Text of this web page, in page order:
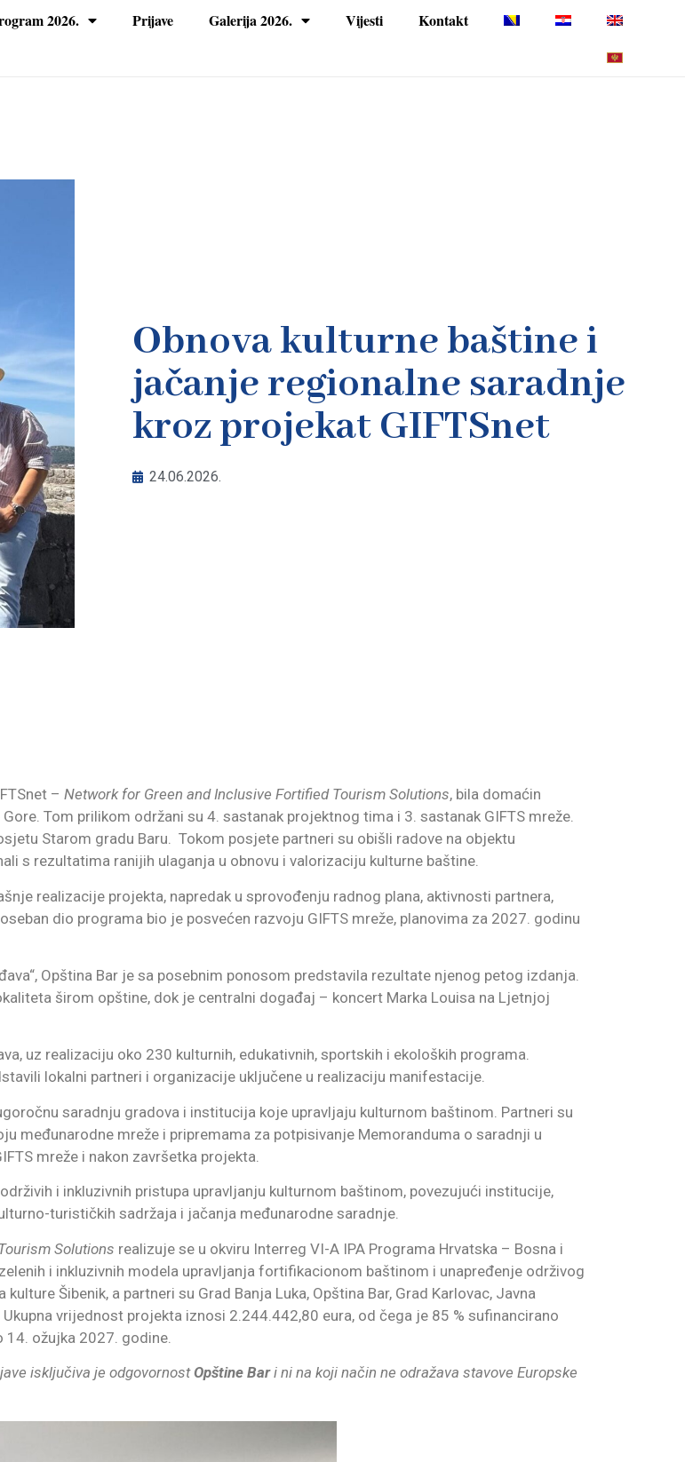
2026. Prijave Galerija 2026. Vijesti Kontakt
Obnova kulturne baštine i
jačanje regionalne saradnje
kroz projekat GIFTSnet
24.06.2026.
– Network for Green and Inclusive Fortified Tourism Solutions, bila domaćin
Tom prilikom održani su 4. sastanak projektnog tima i 3. sastanak GIFTS mreže.
Starom gradu Baru. Tokom posjete partneri su obišli radove na objektu
s rezultatima ranijih ulaganja u obnovu i valorizaciju kulturne baštine.
realizacije projekta, napredak u sprovođenju radnog plana, aktivnosti partnera,
dio programa bio je posvećen razvoju GIFTS mreže, planovima za 2027. godinu
Opština Bar je sa posebnim ponosom predstavila rezultate njenog petog izdanja.
širom opštine, dok je centralni događaj – koncert Marka Louisa na Ljetnjoj
uz realizaciju oko 230 kulturnih, edukativnih, sportskih i ekoloških programa.
lokalni partneri i organizacije uključene u realizaciju manifestacije.
saradnju gradova i institucija koje upravljaju kulturnom baštinom. Partneri su
međunarodne mreže i pripremama za potpisivanje Memoranduma o saradnji u
mreže i nakon završetka projekta.
i inkluzivnih pristupa upravljanju kulturnom baštinom, povezujući institucije,
turističkih sadržaja i jačanja međunarodne saradnje.
Solutions realizuje se u okviru Interreg VI-A IPA Programa Hrvatska – Bosna i
i inkluzivnih modela upravljanja fortifikacionom baštinom i unapređenje održivog
Šibenik, a partneri su Grad Banja Luka, Opština Bar, Grad Karlovac, Javna
vrijednost projekta iznosi 2.244.442,80 eura, od čega je 85 % sufinancirano
ožujka 2027. godine.
isključiva je odgovornostOpštine Bari ni na koji način ne odražava stavove Europske